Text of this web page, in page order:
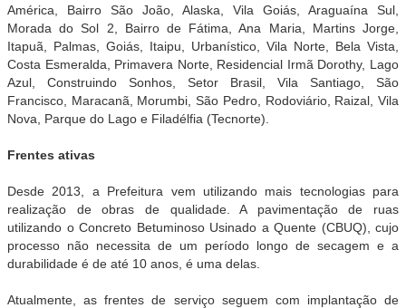
América, Bairro São João, Alaska, Vila Goiás, Araguaína Sul,
Morada do Sol 2, Bairro de Fátima, Ana Maria, Martins Jorge,
Itapuã, Palmas, Goiás, Itaipu, Urbanístico, Vila Norte, Bela Vista,
Costa Esmeralda, Primavera Norte, Residencial Irmã Dorothy, Lago
Azul, Construindo Sonhos, Setor Brasil, Vila Santiago, São
Francisco, Maracanã, Morumbi, São Pedro, Rodoviário, Raizal, Vila
Nova, Parque do Lago e Filadélfia (Tecnorte).
Frentes ativas
Desde 2013, a Prefeitura vem utilizando mais tecnologias para
realização de obras de qualidade. A pavimentação de ruas
utilizando o Concreto Betuminoso Usinado a Quente (CBUQ), cujo
processo não necessita de um período longo de secagem e a
durabilidade é de até 10 anos, é uma delas.
Atualmente, as frentes de serviço seguem com implantação de